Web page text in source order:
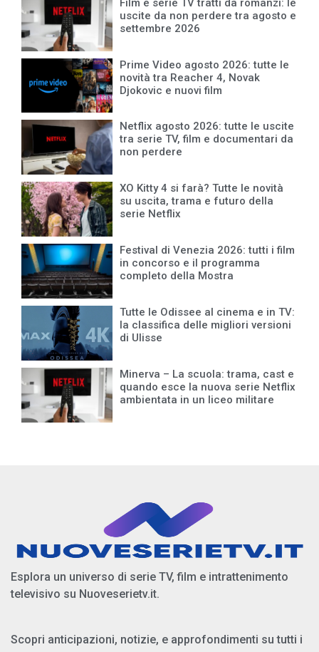
Film e serie TV tratti da romanzi: le
uscite da non perdere tra agosto e
settembre 2026
Prime Video agosto 2026: tutte le
novità tra Reacher 4, Novak
Djokovic e nuovi film
Netflix agosto 2026: tutte le uscite
tra serie TV, film e documentari da
non perdere
XO Kitty 4 si farà? Tutte le novità
su uscita, trama e futuro della
serie Netflix
Festival di Venezia 2026: tutti i film
in concorso e il programma
completo della Mostra
Tutte le Odissee al cinema e in TV:
la classifica delle migliori versioni
di Ulisse
Minerva – La scuola: trama, cast e
quando esce la nuova serie Netflix
ambientata in un liceo militare
Esplora un universo di serie TV, film e intrattenimento
televisivo su Nuoveserietv.it.
Scopri anticipazioni, notizie, e approfondimenti su tutti i